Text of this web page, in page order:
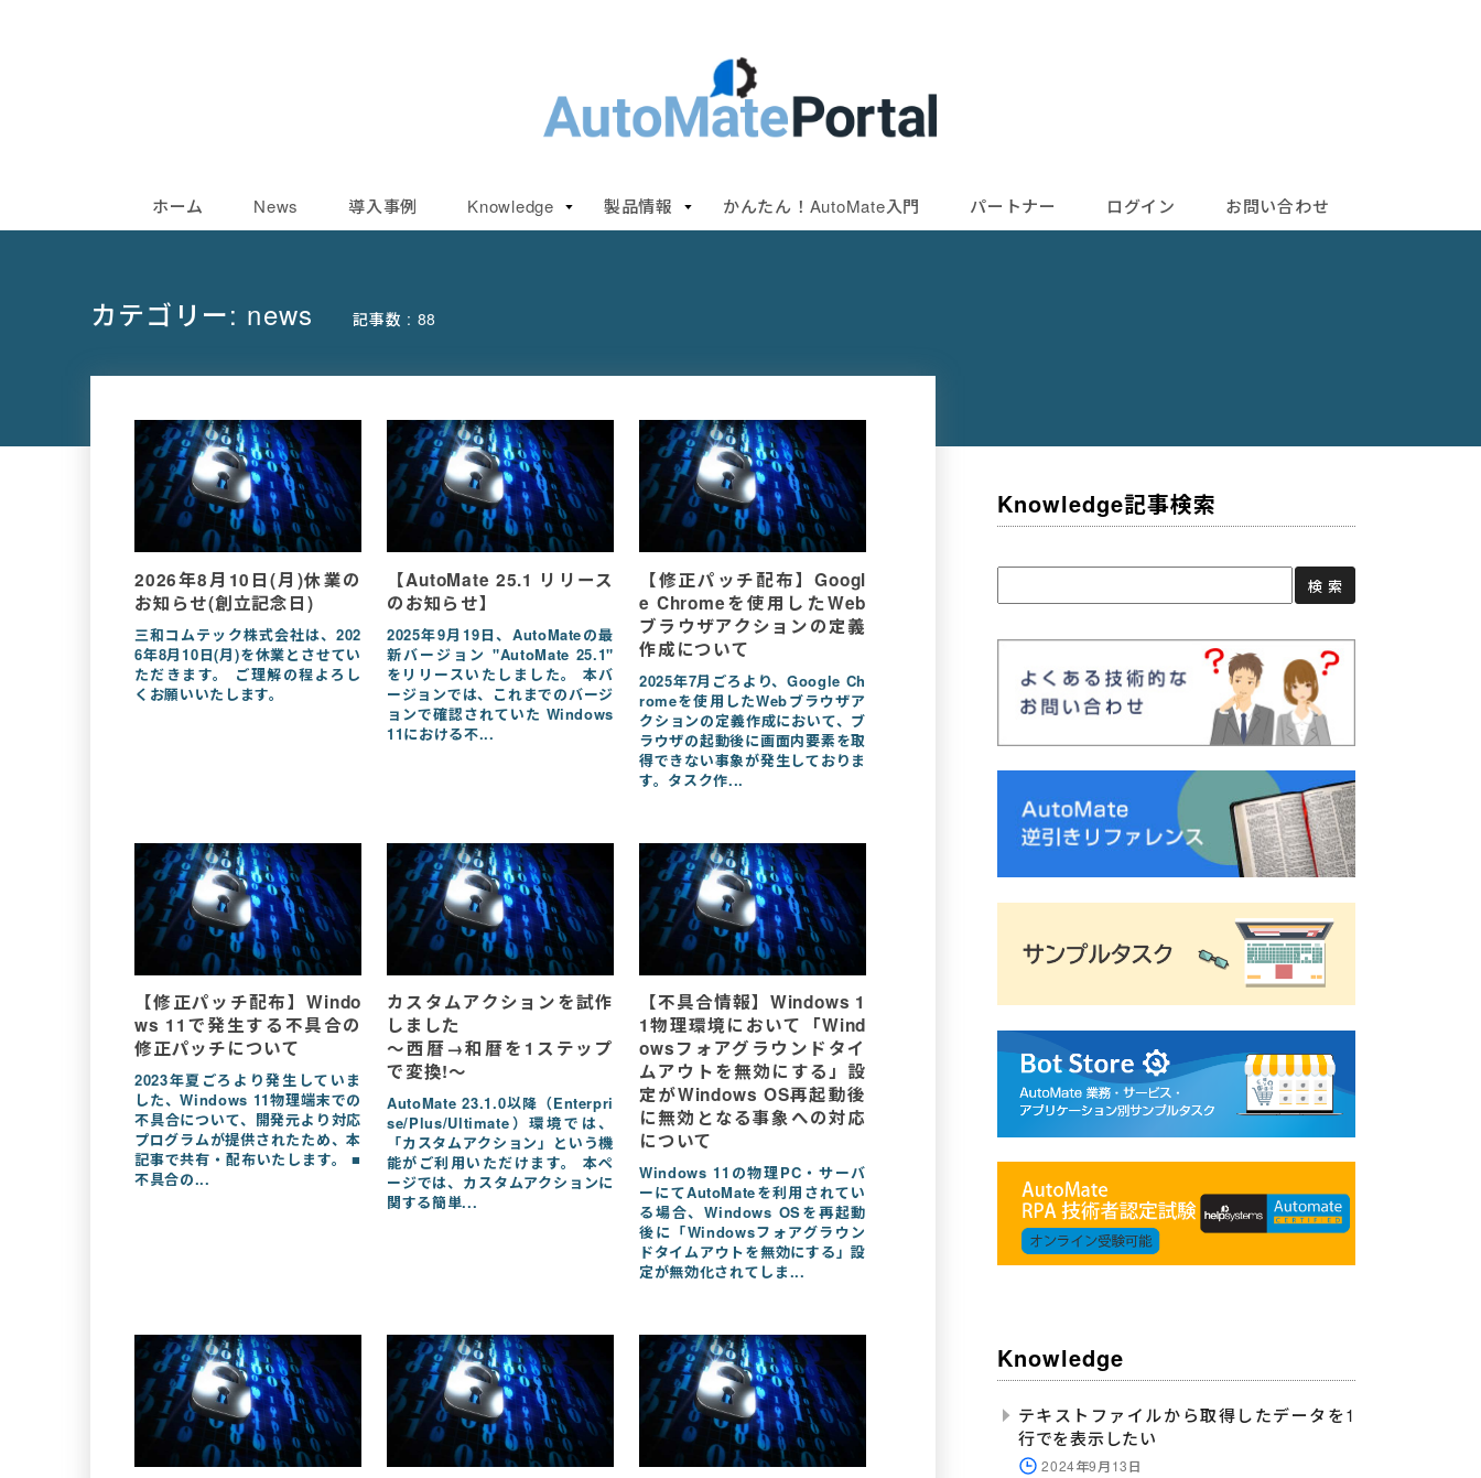
ホーム News 導入事例 Knowledge 製品情報 かんたん！AutoMate入門 パートナー ログイン お問い合わせ
カテゴリー: news 記事数 : 88
2026年8月10日(月)休業の
お知らせ(創立記念日)
三和コムテック株式会社は、202
6年8月10日(月)を休業とさせてい
ただきます。 ご理解の程よろし
くお願いいたします。
【AutoMate 25.1 リリース
のお知らせ】
2025年9月19日、AutoMateの最
新バージョン "AutoMate 25.1"
をリリースいたしました。 本バ
ージョンでは、これまでのバージ
ョンで確認されていた Windows
11における不...
【修正パッチ配布】Googl
e Chromeを使用したWeb
ブラウザアクションの定義
作成について
2025年7月ごろより、Google Ch
romeを使用したWebブラウザア
クションの定義作成において、ブ
ラウザの起動後に画面内要素を取
得できない事象が発生しておりま
す。タスク作...
【修正パッチ配布】Windo
ws 11で発生する不具合の
修正パッチについて
2023年夏ごろより発生していま
した、Windows 11物理端末での
不具合について、開発元より対応
プログラムが提供されたため、本
記事で共有・配布いたします。 ■
不具合の...
カスタムアクションを試作
しました
～西暦→和暦を1ステップ
で変換!～
AutoMate 23.1.0以降（Enterpri
se/Plus/Ultimate）環境では、
「カスタムアクション」という機
能がご利用いただけます。 本ペ
ージでは、カスタムアクションに
関する簡単...
【不具合情報】Windows 1
1物理環境において「Wind
owsフォアグラウンドタイ
ムアウトを無効にする」設
定がWindows OS再起動後
に無効となる事象への対応
について
Windows 11の物理PC・サーバ
ーにてAutoMateを利用されてい
る場合、Windows OSを再起動
後に「Windowsフォアグラウン
ドタイムアウトを無効にする」設
定が無効化されてしま...
Knowledge記事検索
Knowledge
テキストファイルから取得したデータを1
行でを表示したい
2024年9月13日